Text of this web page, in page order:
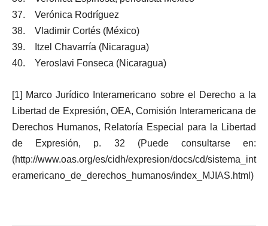
37. Verónica Rodríguez
38. Vladimir Cortés (México)
39. Itzel Chavarría (Nicaragua)
40. Yeroslavi Fonseca (Nicaragua)
[1] Marco Jurídico Interamericano sobre el Derecho a la
Libertad de Expresión, OEA, Comisión Interamericana de
Derechos Humanos, Relatoría Especial para la Libertad
de Expresión, p. 32 (Puede consultarse en:
(http://www.oas.org/es/cidh/expresion/docs/cd/sistema_int
eramericano_de_derechos_humanos/index_MJIAS.html)